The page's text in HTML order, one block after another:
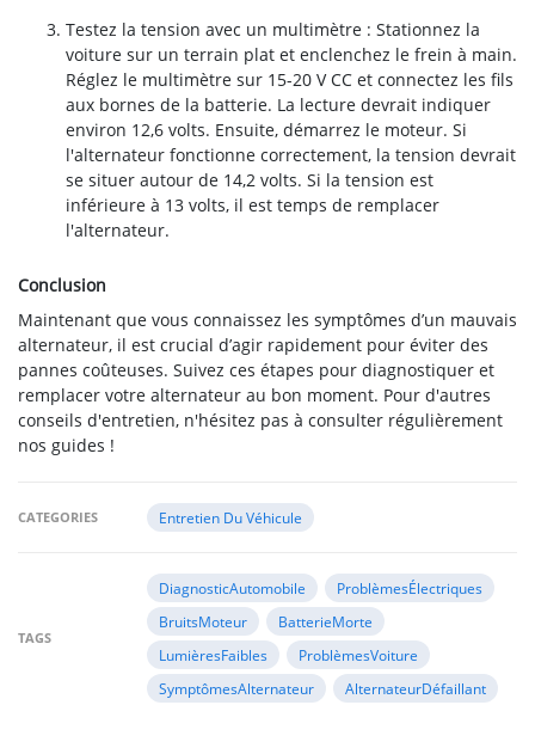
Testez la tension avec un multimètre : Stationnez la
voiture sur un terrain plat et enclenchez le frein à main.
Réglez le multimètre sur 15-20 V CC et connectez les fils
aux bornes de la batterie. La lecture devrait indiquer
environ 12,6 volts. Ensuite, démarrez le moteur. Si
l'alternateur fonctionne correctement, la tension devrait
se situer autour de 14,2 volts. Si la tension est
inférieure à 13 volts, il est temps de remplacer
l'alternateur.
Conclusion
Maintenant que vous connaissez les symptômes d’un mauvais
alternateur, il est crucial d’agir rapidement pour éviter des
pannes coûteuses. Suivez ces étapes pour diagnostiquer et
remplacer votre alternateur au bon moment. Pour d'autres
conseils d'entretien, n'hésitez pas à consulter régulièrement
nos guides !
CATEGORIES Entretien Du Véhicule
TAGS
DiagnosticAutomobile
ProblèmesÉlectriques
BruitsMoteur
BatterieMorte
LumièresFaibles
ProblèmesVoiture
SymptômesAlternateur
AlternateurDéfaillant